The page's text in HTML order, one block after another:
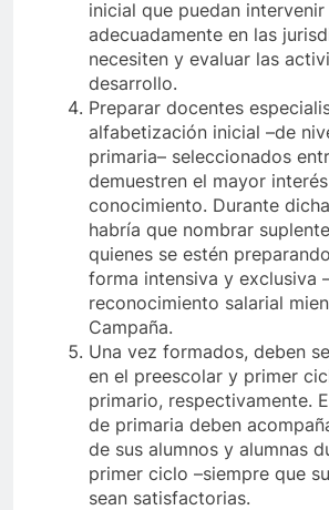
inicial que puedan intervenir
adecuadamente en las
necesiten y evaluar las
desarrollo.
Preparar docentes
alfabetización inicial –de
primaria– seleccionados
demuestren el mayor
conocimiento. Durante
habría que nombrar
quienes se estén
forma intensiva y exclusiva
reconocimiento salarial
Campaña.
Una vez formados, deben
en el preescolar y primer
primario, respectivamente.
de primaria deben
de sus alumnos y alumnas
primer ciclo –siempre que
sean satisfactorias.